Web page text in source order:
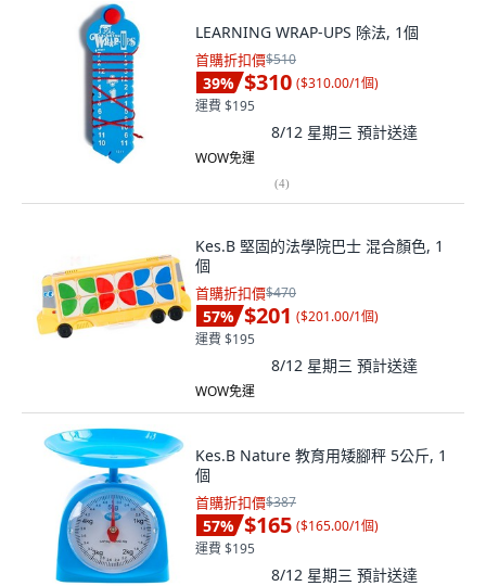
LEARNING WRAP-UPS 除法, 1個
首購折扣價$510
39% $310 ($310.00/1個)
運費 $195
8/12 星期三 預計送達
WOW免運
(4)
Kes.B 堅固的法學院巴士 混合顏色, 1
個
首購折扣價$470
57% $201 ($201.00/1個)
運費 $195
8/12 星期三 預計送達
WOW免運
Kes.B Nature 教育用矮腳秤 5公斤, 1
個
首購折扣價$387
57% $165 ($165.00/1個)
運費 $195
8/12 星期三 預計送達